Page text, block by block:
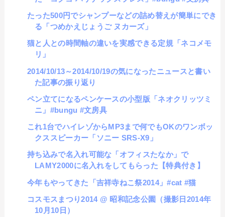
たった500円でシャンプーなどの詰め替えが簡単にでき
る「つめかえじょうご ヌカーズ」
猫と人との時間軸の違いを実感できる定規「ネコメモ
リ」
2014/10/13～2014/10/19の気になったニュースと書い
た記事の振り返り
ペン立てになるペンケースの小型版「ネオクリッツミ
ニ」#bungu #文房具
これ1台でハイレゾからMP3まで何でもOKのワンボッ
クススピーカー「ソニー SRS-X9」
持ち込みで名入れ可能な「オフィスたなか」で
LAMY2000に名入れをしてもらった【特典付き】
今年もやってきた「吉祥寺ねこ祭2014」#cat #猫
コスモスまつり2014 @ 昭和記念公園（撮影日2014年
10月10日）